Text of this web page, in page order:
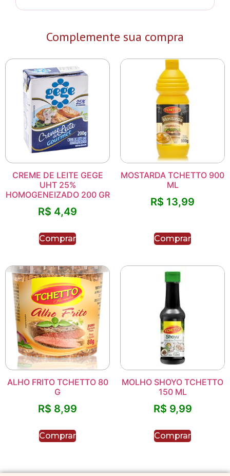
Complemente sua compra
CREME DE LEITE GEGE
UHT 25%
HOMOGENEIZADO 200 GR
R$ 4,49
Comprar
MOSTARDA TCHETTO 900
ML
R$ 13,99
Comprar
ALHO FRITO TCHETTO 80
G
R$ 8,99
Comprar
MOLHO SHOYO TCHETTO
150 ML
R$ 9,99
Comprar